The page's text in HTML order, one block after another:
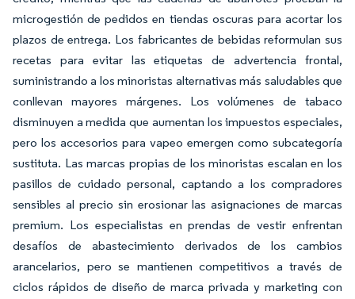
microgestión de pedidos en tiendas oscuras para acortar los
plazos de entrega. Los fabricantes de bebidas reformulan sus
recetas para evitar las etiquetas de advertencia frontal,
suministrando a los minoristas alternativas más saludables que
conllevan mayores márgenes. Los volúmenes de tabaco
disminuyen a medida que aumentan los impuestos especiales,
pero los accesorios para vapeo emergen como subcategoría
sustituta. Las marcas propias de los minoristas escalan en los
pasillos de cuidado personal, captando a los compradores
sensibles al precio sin erosionar las asignaciones de marcas
premium. Los especialistas en prendas de vestir enfrentan
desafíos de abastecimiento derivados de los cambios
arancelarios, pero se mantienen competitivos a través de
ciclos rápidos de diseño de marca privada y marketing con